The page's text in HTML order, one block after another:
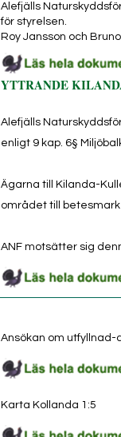
Alefjälls
för styrelsen.
Roy Jansson och
YTTRANDE
Alefjälls
enligt 9 kap. 6§
Ägarna till Kilanda-
området till
ANF motsätter sig
Ansökan om utfyllnad-
Karta Kollanda 1:5